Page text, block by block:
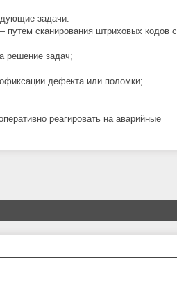
задачи:
путем сканирования штриховых кодов с
решение задач;
дефекта или поломки;
реагировать на аварийные